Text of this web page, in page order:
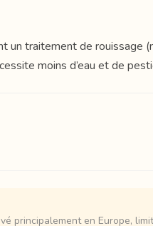
traitement de rouissage
moins d’eau et de
principalement en Europe,